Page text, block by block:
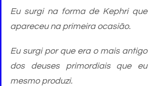
Eu surgi na forma de Kephri que
apareceu na primeira ocasião.
Eu surgi por que era o mais antigo
dos deuses primordiais que eu
mesmo produzi.